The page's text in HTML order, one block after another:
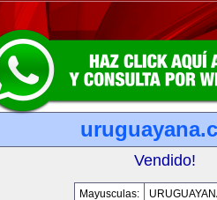
Vendido!
Mayusculas: